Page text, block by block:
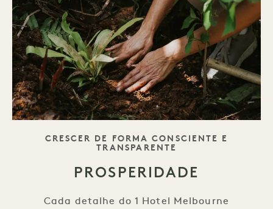
SLOGAN
CRESCER DE FORMA CONSCIENTE E
TRANSPARENTE
PROSPERIDADE
Cada detalhe do 1 Hotel Melbourne